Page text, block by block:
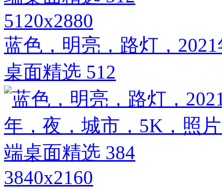
5120x2880
蓝色，明亮，路灯，
桌面精选 512
3840x2160